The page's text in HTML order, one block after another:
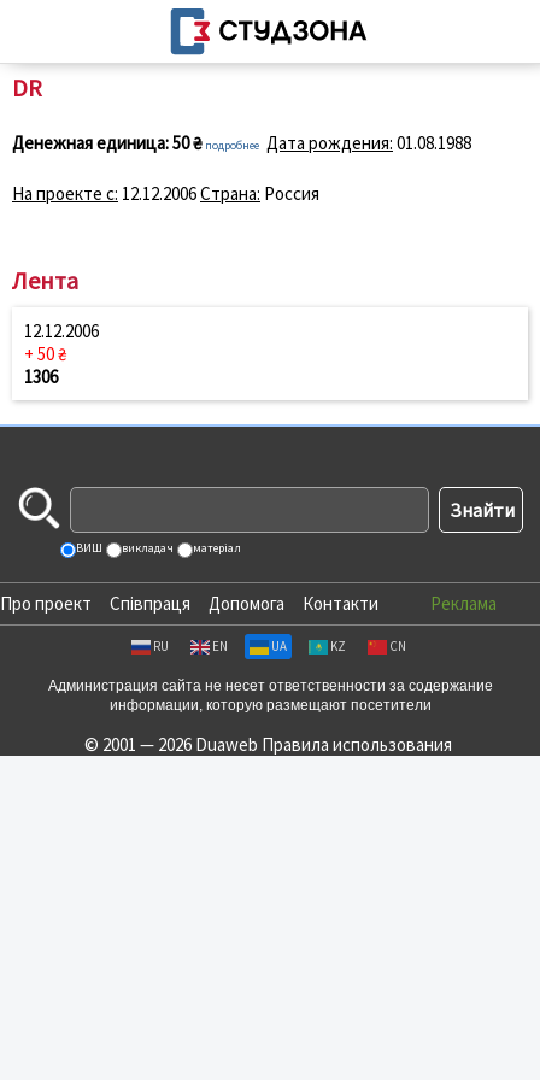
DR
Денежная единица:50 ₴ подробнее Дата рождения: 01.08.1988
На проекте с: 12.12.2006Страна: Россия
Лента
12.12.2006
+ 50 ₴
1306
ВИШ викладач матеріал
Про проект Співпраця Допомога Контакти Реклама
RU EN UA KZ CN
Администрация сайта не несет ответственности за содержание
информации, которую размещают посетители
© 2001 — 2026 Duaweb Правила использования